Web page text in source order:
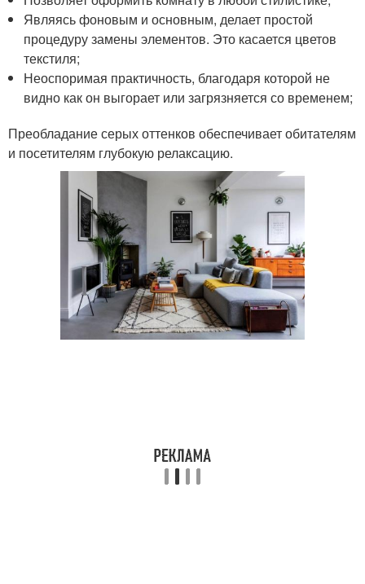
Являясь фоновым и основным, делает простой
процедуру замены элементов. Это касается цветов
текстиля;
Неоспоримая практичность, благодаря которой не
видно как он выгорает или загрязняется со временем;
Преобладание серых оттенков обеспечивает обитателям
и посетителям глубокую релаксацию.